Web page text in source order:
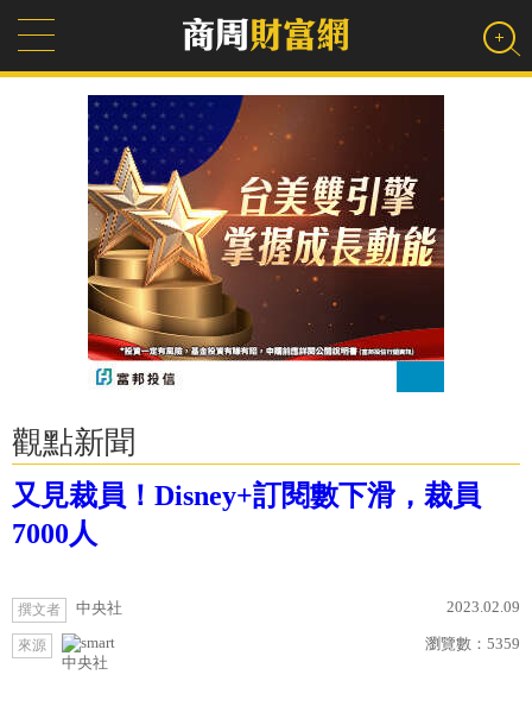
觀點新聞
又見裁員！Disney+訂閱數下滑，裁員
7000人
撰文者 中央社 2023.02.09
來源
中央社
瀏覽數： 5359